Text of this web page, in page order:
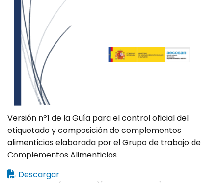
Versión nº1 de la Guía para el control oficial del
etiquetado y composición de complementos
alimenticios elaborada por el Grupo de trabajo de
Complementos Alimenticios
Descargar